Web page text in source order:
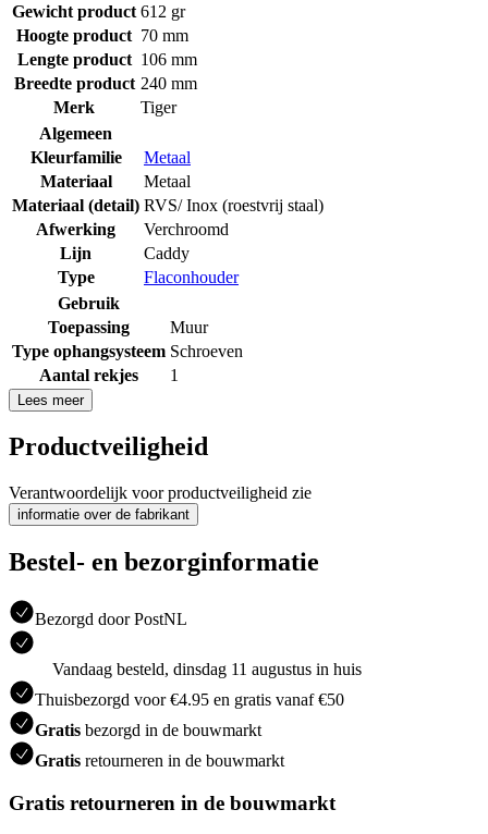
Gewicht product 612 gr
Hoogte product 70 mm
Lengte product 106 mm
Breedte product 240 mm
Merk
Tiger
Algemeen
Kleurfamilie
Metaal
Materiaal
Metaal
Materiaal (detail) RVS/ Inox (roestvrij staal)
Afwerking
Verchroomd
Lijn
Caddy
Type
Flaconhouder
Gebruik
Toepassing
Muur
Type ophangsysteem Schroeven
Aantal rekjes
1
Lees meer
Productveiligheid
Verantwoordelijk voor productveiligheid zie
informatie over de fabrikant
Bestel- en bezorginformatie
Bezorgd door PostNL
Vandaag besteld, dinsdag 11 augustus in huis
Thuisbezorgd voor €4.95 en gratis vanaf €50
Gratis bezorgd in de bouwmarkt
Gratis retourneren in de bouwmarkt
Gratis retourneren in de bouwmarkt